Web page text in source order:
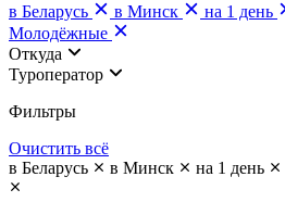
в Беларусь
в Минск на 1 день
Молодёжные
Откуда
Туроператор
Фильтры
Очистить всё
в Беларусь
в Минск на 1 день